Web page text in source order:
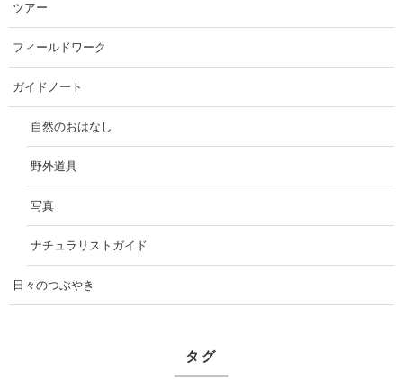
ツアー
フィールドワーク
ガイドノート
自然のおはなし
野外道具
写真
ナチュラリストガイド
日々のつぶやき
タグ